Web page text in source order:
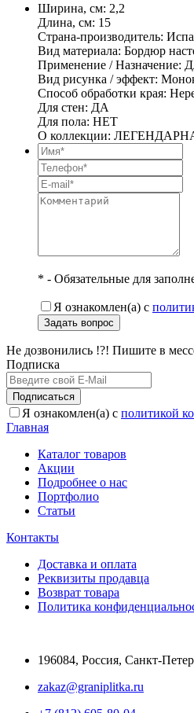
Ширина, см: 2,2
Длина, см: 15
Страна-производитель:
Вид материала: Бордюр
Применение / Назначение:
Вид рисунка / эффект:
Способ обработки края:
Для стен: ДА
Для пола: НЕТ
О коллекции:
* - Обязательные для
Я ознакомлен(а) с
Задать вопрос
Не дозвонились !?! Пишите в
Подписка
Подписаться
Я ознакомлен(а) с политикой
Главная
Каталог товаров
Акции
Подробнее о нас
Портфолио
Статьи
Контакты
Доставка и оплата
Реквизиты продавца
Возврат товара
Политика
196084, Россия, Санкт-
zakaz@graniplitka.ru